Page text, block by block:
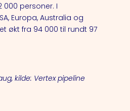
000 personer. I
Europa, Australia og
økt fra 94 000 til rundt 97
kilde: Vertex pipeline